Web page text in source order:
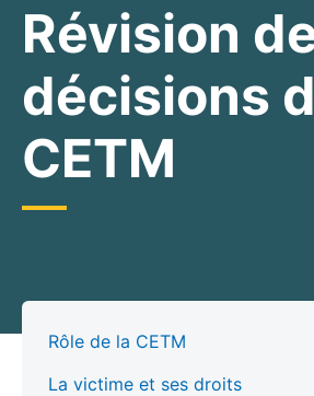
Révision
décisions
CETM
Rôle de la CETM
La victime et ses droits